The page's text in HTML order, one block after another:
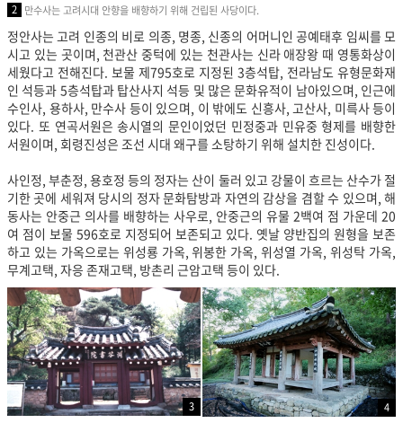
2 만수사는 고려시대 안향을 배향하기 위해 건립된 사당이다.
정안사는 고려 인종의 비로 의종, 명종, 신종의 어머니인 공예태후 임씨를 모
시고 있는 곳이며, 천관산 중턱에 있는 천관사는 신라 애장왕 때 영통화상이
세웠다고 전해진다. 보물 제795호로 지정된 3층석탑, 전라남도 유형문화재
인 석등과 5층석탑과 탑산사지 석등 및 많은 문화유적이 남아있으며, 인근에
수인사, 용하사, 만수사 등이 있으며, 이 밖에도 신흥사, 고산사, 미륵사 등이
있다. 또 연곡서원은 송시열의 문인이었던 민정중과 민유중 형제를 배향한
서원이며, 회령진성은 조선 시대 왜구를 소탕하기 위해 설치한 진성이다.
사인정, 부춘정, 용호정 등의 정자는 산이 둘러 있고 강물이 흐르는 산수가 절
기한 곳에 세워져 당시의 정자 문화탐방과 자연의 감상을 겸할 수 있으며, 해
동사는 안중근 의사를 배향하는 사우로, 안중근의 유물 2백여 점 가운데 20
여 점이 보물 596호로 지정되어 보존되고 있다. 옛날 양반집의 원형을 보존
하고 있는 가옥으로는 위성룡 가옥, 위봉한 가옥, 위성열 가옥, 위성탁 가옥,
무계고택, 자응 존재고택, 방촌리 근암고택 등이 있다.
3
4